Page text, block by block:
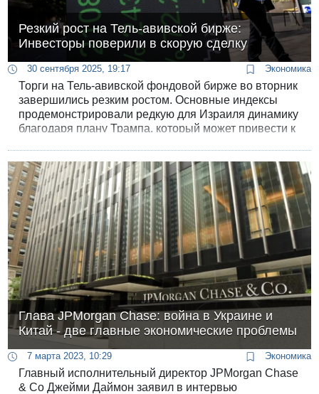
Резкий рост на Тель-авивской бирже:
Инвесторы поверили в скорую сделку
30 сентября 2025, 19:17 Экономика
Торги на Тель-авивской фондовой бирже во вторник
завершились резким ростом. Основные индексы
продемонстрировали редкую для Израиля динамику
благодаря плану Трампа, который может привести к
региона.
Глава JPMorgan Chase: война в Украине и
Китай - две главные экономические проблемы
7 марта 2023, 10:29 Экономика
Главный исполнительный директор JPMorgan Chase
& Co Джейми Даймон заявил в интервью